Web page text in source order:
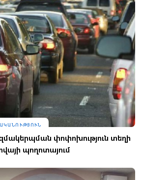
փոփոխություն տեղի
պողոտայում